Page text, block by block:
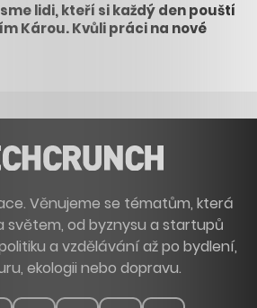
lidi, kteří si každý den pouští
Károu. Kvůli práci na nové
Věnujeme se tématům, která
světem, od byznysu a startupů
a vzdělávání až po bydlení,
ekologii nebo dopravu.